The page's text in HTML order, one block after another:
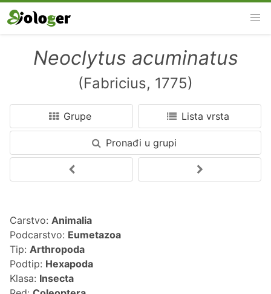
Neoclytus acuminatus
(Fabricius, 1775)
Grupe Lista vrsta
Pronađi u grupi
Carstvo: Animalia
Podcarstvo: Eumetazoa
Tip: Arthropoda
Podtip: Hexapoda
Klasa: Insecta